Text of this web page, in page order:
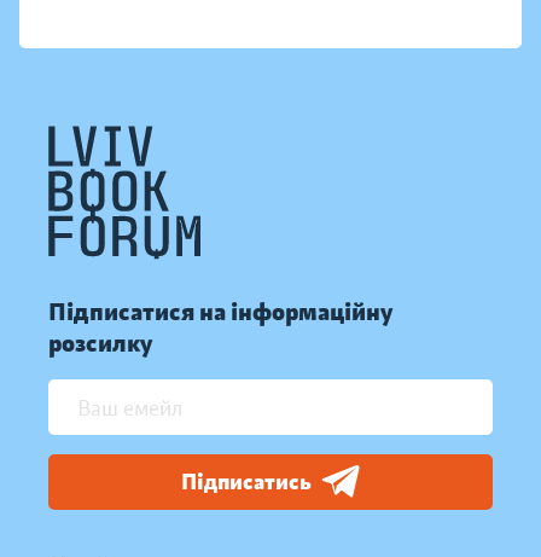
Підписатися на інформаційну
розсилку
Підписатись